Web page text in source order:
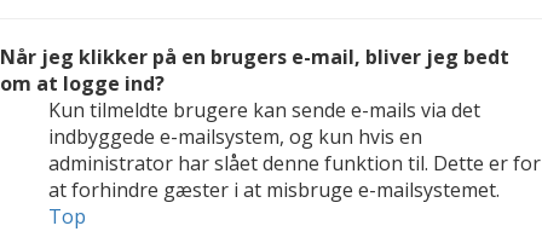
Når jeg klikker på en brugers e-mail, bliver jeg bedt
om at logge ind?
Kun tilmeldte brugere kan sende e-mails via det
indbyggede e-mailsystem, og kun hvis en
administrator har slået denne funktion til. Dette er for
at forhindre gæster i at misbruge e-mailsystemet.
Top